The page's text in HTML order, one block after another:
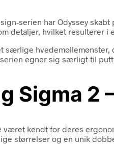
serien har Odyssey
detaljer, hvilket resulterer
særlige
egner sig særligt til
Sigma 2
kendt for deres
størrelser og en unik